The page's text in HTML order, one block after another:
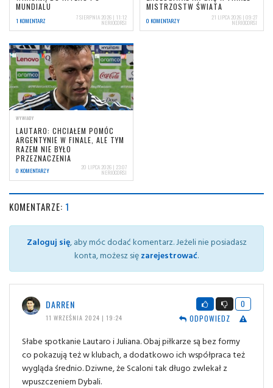
MUNDIALU
1 KOMENTARZ 7 SIERPNIA 2026 | 11:12
NERIOCORSI
MISTRZOSTW ŚWIATA
0 KOMENTARZY 21 LIPCA 2026 | 09:27
NERIOCORSI
WYWIADY
LAUTARO: CHCIAŁEM POMÓC
ARGENTYNIE W FINALE, ALE TYM
RAZEM NIE BYŁO
PRZEZNACZENIA
0 KOMENTARZY 20 LIPCA 2026 | 23:07
NERIOCORSI
KOMENTARZE: 1
Zaloguj się, aby móc dodać komentarz. Jeżeli nie posiadasz
konta, możesz sięzarejestrować.
DARREN
11 WRZEŚNIA 2024 | 19:24
0
ODPOWIEDZ
Słabe spotkanie Lautaro i Juliana. Obaj piłkarze są bez formy
co pokazują też w klubach, a dodatkowo ich współpraca też
wygląda średnio. Dziwne, że Scaloni tak długo zwlekał z
wpuszczeniem Dybali.